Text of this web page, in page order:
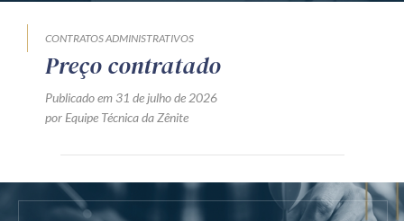
CONTRATOS ADMINISTRATIVOS
Preço contratado
Publicado em 31 de julho de 2026
por Equipe Técnica da Zênite